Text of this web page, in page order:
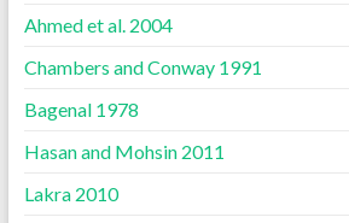
Ahmed et al. 2004
Chambers and Conway 1991
Bagenal 1978
Hasan and Mohsin 2011
Lakra 2010